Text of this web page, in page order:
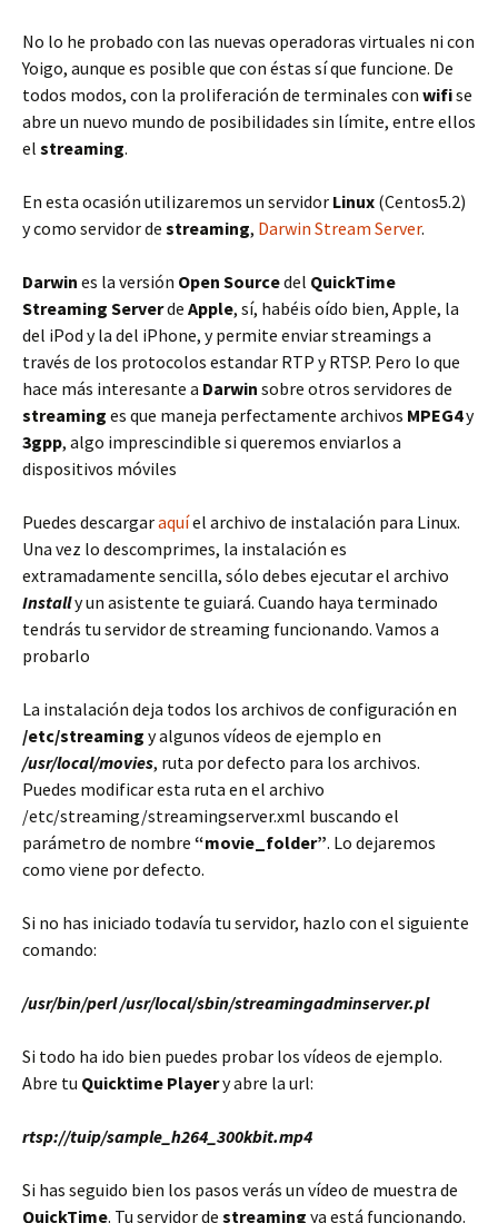
No lo he probado con las nuevas operadoras virtuales ni con
Yoigo, aunque es posible que con éstas sí que funcione. De
todos modos, con la proliferación de terminales con wifise
abre un nuevo mundo de posibilidades sin límite, entre ellos
el streaming.
En esta ocasión utilizaremos un servidor Linux (Centos5.2)
y como servidor de streaming, Darwin Stream Server.
Darwin es la versión Open Sourcedel QuickTime
Streaming Serverde Apple, sí, habéis oído bien, Apple, la
del iPod y la del iPhone, y permite enviar streamings a
través de los protocolos estandar RTP y RTSP. Pero lo que
hace más interesante a Darwin sobre otros servidores de
streaming es que maneja perfectamente archivos MPEG4y
3gpp, algo imprescindible si queremos enviarlos a
dispositivos móviles
Puedes descargaraquíel archivo de instalación para Linux.
Una vez lo descomprimes, la instalación es
extramadamente sencilla, sólo debes ejecutar el archivo
Instally un asistente te guiará. Cuando haya terminado
tendrás tu servidor de streaming funcionando. Vamos a
probarlo
La instalación deja todos los archivos de configuración en
/etc/streaming y algunos vídeos de ejemplo en
/usr/local/movies, ruta por defecto para los archivos.
Puedes modificar esta ruta en el archivo
/etc/streaming/streamingserver.xml buscando el
parámetro de nombre “movie_folder”. Lo dejaremos
como viene por defecto.
Si no has iniciado todavía tu servidor, hazlo con el siguiente
comando:
/usr/bin/perl /usr/local/sbin/streamingadminserver.pl
Si todo ha ido bien puedes probar los vídeos de ejemplo.
Abre tu Quicktime Playery abre la url:
rtsp://tuip/sample_h264_300kbit.mp4
Si has seguido bien los pasos verás un vídeo de muestra de
QuickTime. Tu servidor de streaming ya está funcionando.